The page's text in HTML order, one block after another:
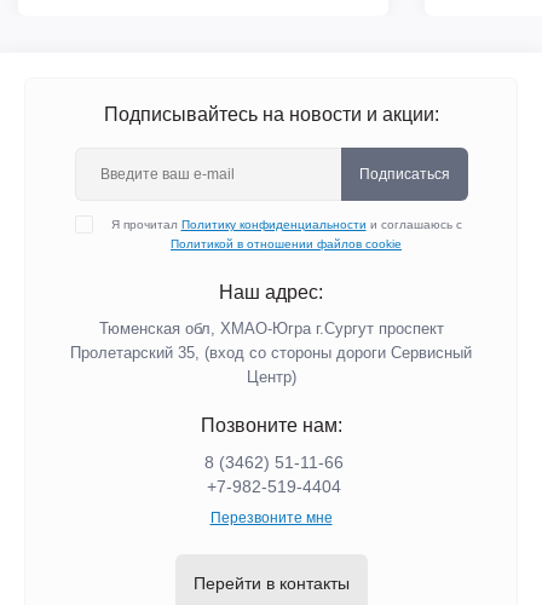
Подписывайтесь на новости и акции:
Подписаться
Я прочитал Политику конфиденциальности и соглашаюсь с
Политикой в отношении файлов cookie
Наш адрес:
Тюменская обл, ХМАО-Югра г.Сургут проспект
Пролетарский 35, (вход со стороны дороги Сервисный
Центр)
Позвоните нам:
8 (3462) 51-11-66
+7-982-519-4404
Перезвоните мне
Перейти в контакты